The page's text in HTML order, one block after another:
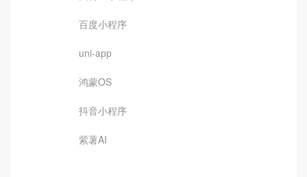
百度小程序
uni-app
鸿蒙OS
抖音小程序
紫薯AI